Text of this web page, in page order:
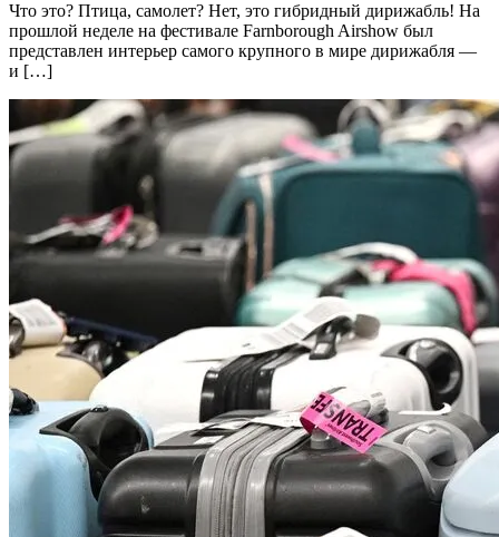
Что это? Птица, самолет? Нет, это гибридный дирижабль! На
прошлой неделе на фестивале Farnborough Airshow был
представлен интерьер самого крупного в мире дирижабля —
и […]